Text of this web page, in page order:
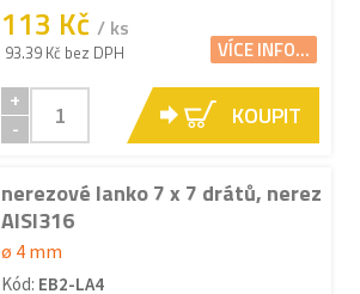
113 Kč / ks
93.39 Kč bez DPH VÍCE INFO...
+
-
KOUPIT
nerezové lanko 7 x 7 drátů, nerez
AISI316
ø 4 mm
Kód: EB2-LA4